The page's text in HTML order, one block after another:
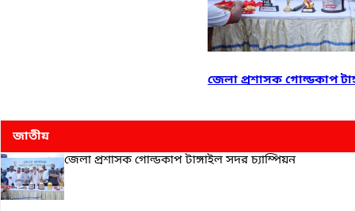
জেলা প্রশাসক গোল্ডকাপ
জাতীয়
জেলা প্রশাসক গোল্ডকাপ টাঙ্গাইল সদর চ্যাম্পিয়ন